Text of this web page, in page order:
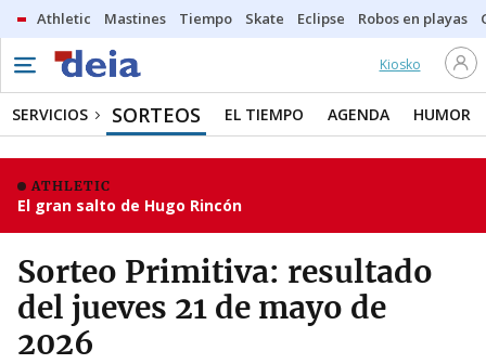
Athletic Mastines Tiempo Skate Eclipse Robos en playas
Kiosko
SERVICIOS SORTEOS EL TIEMPO AGENDA HUMOR
ATHLETIC
El gran salto de Hugo Rincón
Sorteo Primitiva: resultado
del jueves 21 de mayo de
2026